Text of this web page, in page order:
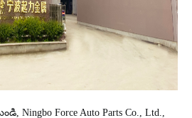
Ningbo Force Auto Parts Co., Ltd.,